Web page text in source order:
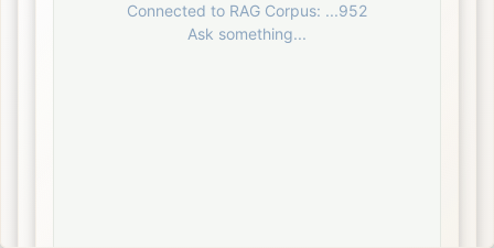
Connected to RAG Corpus: ...952
Ask something...